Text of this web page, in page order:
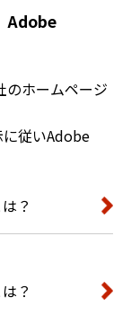
Adobe
のホームページ
従いAdobe
？
？